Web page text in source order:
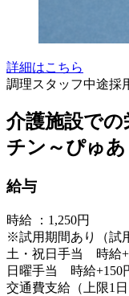
詳細はこちら
調理スタッフ中途採
介護施設での
チン～ぴゅあ
給与
時給 ：1,250円
※試用期間あり（試
土・祝日手当 時給
日曜手当 時給+150
交通費支給（上限1日